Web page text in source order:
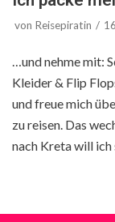
von Reisepiratin
…und nehme mit:
Kleider & Flip
und freue mich
zu reisen. Das
nach Kreta will